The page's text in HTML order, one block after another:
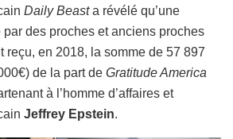
Daily Beasta révélé qu’une
des proches et anciens proches
reçu, en 2018, la somme de 57 897
de la part de Gratitude America
à l’homme d’affaires et
Jeffrey Epstein.